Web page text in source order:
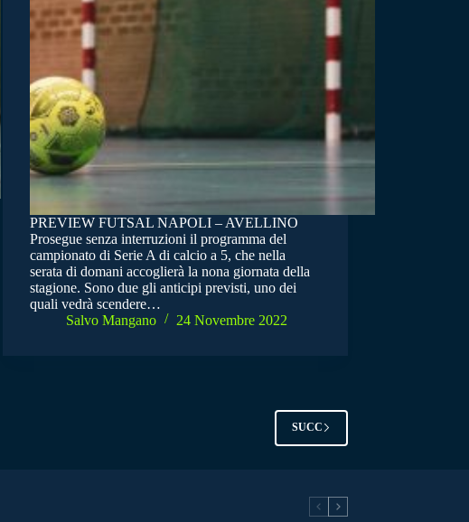
PREVIEW FUTSAL NAPOLI – AVELLINO
Prosegue senza interruzioni il programma del
campionato di Serie A di calcio a 5, che nella
serata di domani accoglierà la nona giornata della
stagione. Sono due gli anticipi previsti, uno dei
quali vedrà scendere…
Salvo Mangano
24 Novembre 2022
SUCC